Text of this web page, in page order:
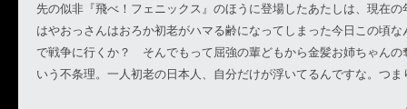
先の似非『飛べ！フェニックス』のほうに登場したあたしは、現在の
はやおっさんはおろか初老がハマる齢になってしまった今日この頃
で戦争に行くか？ そんでもって屈強の輩どもから金髪お姉ちゃん
いう不条理。一人初老の日本人、自分だけが浮いてるんですな。つま